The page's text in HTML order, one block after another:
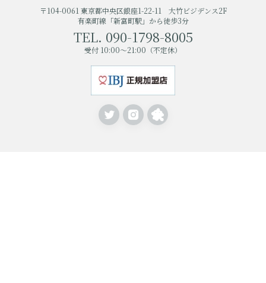
〒104-0061 東京都中央区銀座1-22-11 大竹ビジデンス2F
有楽町線「新富町駅」から徒歩3分
TEL. 090-1798-8005
受付 10:00〜21:00（不定休）